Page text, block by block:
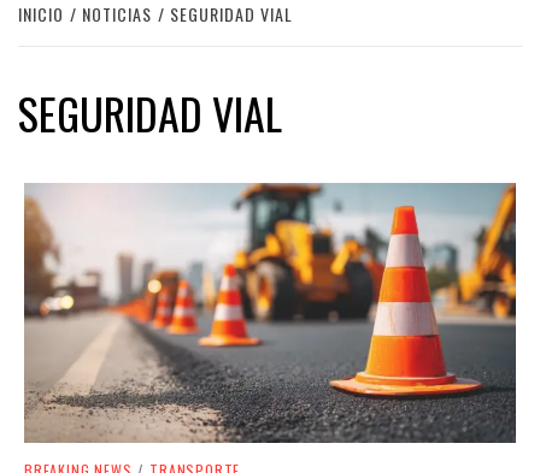
INICIO NOTICIAS SEGURIDAD VIAL
SEGURIDAD VIAL